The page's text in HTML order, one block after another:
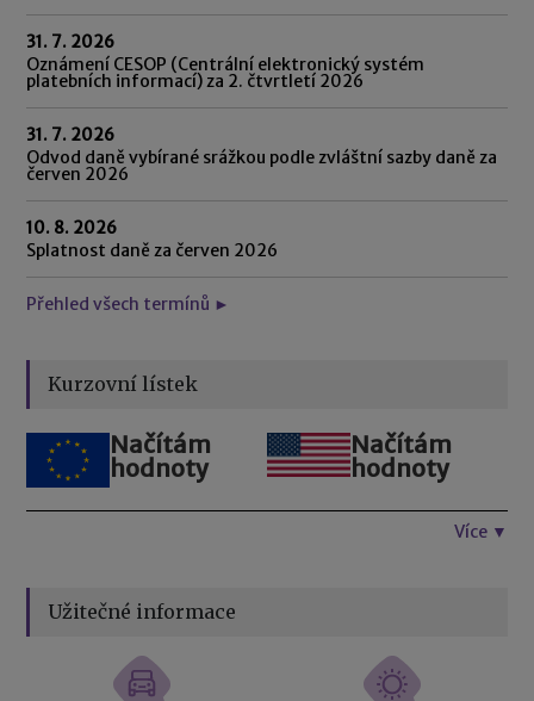
31. 7. 2026
Oznámení CESOP (Centrální elektronický systém
platebních informací) za 2. čtvrtletí 2026
31. 7. 2026
Odvod daně vybírané srážkou podle zvláštní sazby daně za
červen 2026
10. 8. 2026
Splatnost daně za červen 2026
Přehled všech termínů ►
Kurzovní lístek
Načítám
hodnoty
Načítám
hodnoty
Více ▼
Užitečné informace